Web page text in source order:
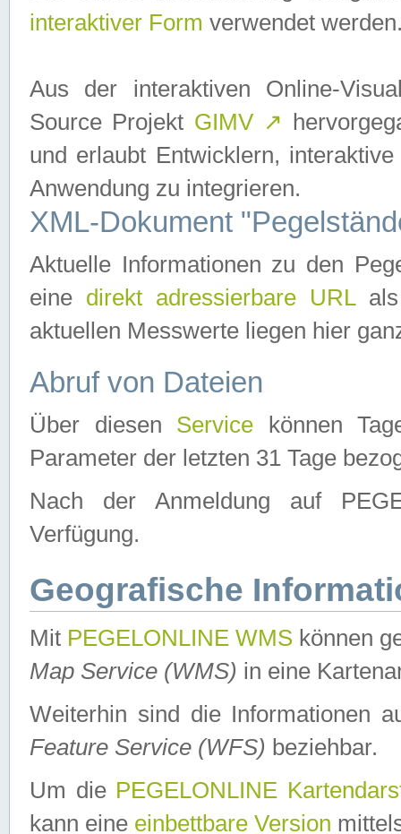
interaktiver Form verwendet
Aus der interaktiven Online-
Source Projekt GIMV ↗
und erlaubt Entwicklern,
Anwendung zu integrieren.
XML-Dokument
Aktuelle Informationen zu den
eine direkt adressierbare URLals
aktuellen Messwerte liegen hier
Abruf von Dateien
Über diesen Service können
Parameter der letzten 31 Tage
Nach der Anmeldung auf
Verfügung.
Geografische
Mit PEGELONLINE WMS können
Map Service (WMS) in eine
Weiterhin sind die Informationen
Feature Service (WFS) beziehbar.
Um die PEGELONLINE
kann eine einbettbare Version